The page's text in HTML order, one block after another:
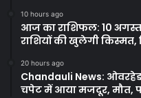
10 hours ago
आज का राशिफल: 10
राशियों की खुलेगी
20 hours ago
Chandauli News:
चपेट में आया मजदूर, मौत,